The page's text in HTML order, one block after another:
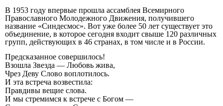
В 1953 году впервые прошла ассамблея Всемирного
Православного Молодежного Движения, получившего
название «Синдесмос». Вот уже более 50 лет существует это
объединение, в которое сегодня входит свыше 120 различных
групп, действующих в 46 странах, в том числе и в России.
Предсказанное совершилось!
Взошла Звезда — Любовь жива,
Чрез Деву Слово воплотилось.
И эта встреча возвестила:
Правдивы вещие слова.
И мы стремимся к встрече с Богом —